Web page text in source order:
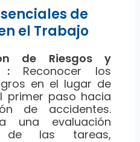
de
el Trabajo
de Riesgos y
:Reconocer los
en el lugar de
primer paso hacia
de accidentes.
una evaluación
de las tareas,